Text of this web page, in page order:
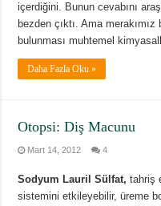
içerdiğini. Bunun cevabını
bezden çıktı. Ama
bulunması muhtemel
Daha Fazla Oku »
Otopsi: Diş Macunu
Mart 14, 2012 4
Sodyum Lauril Sülfat, tahriş
sistemini etkileyebilir, üreme